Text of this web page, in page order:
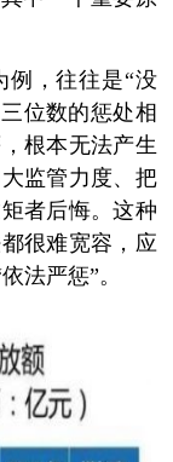
，往往是“没
位数的惩处相
根本无法产生
监管力度、把
者后悔。这种
很难宽容，应
法严惩”。